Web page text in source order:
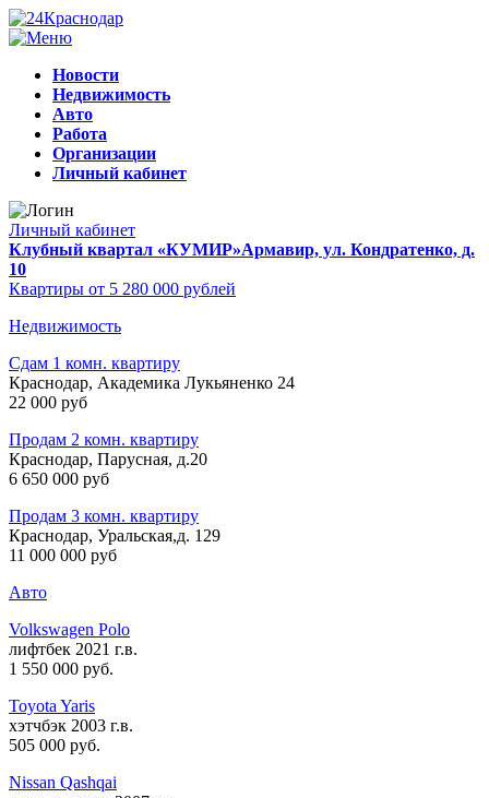
Новости
Недвижимость
Авто
Работа
Организации
Личный кабинет
Личный кабинет
Клубный квартал «КУМИР»Армавир, ул. Кондратенко, д.
10
Квартиры от 5 280 000 рублей
Недвижимость
Сдам 1 комн. квартиру
Краснодар, Академика Лукьяненко 24
22 000 руб
Продам 2 комн. квартиру
Краснодар, Парусная, д.20
6 650 000 руб
Продам 3 комн. квартиру
Краснодар, Уральская,д. 129
11 000 000 руб
Авто
Volkswagen Polo
лифтбек 2021 г.в.
1 550 000 руб.
Toyota Yaris
хэтчбэк 2003 г.в.
505 000 руб.
Nissan Qashqai